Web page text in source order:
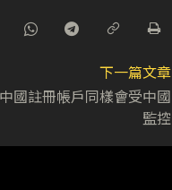
下一篇文章
國註冊帳戶同樣會受中國
監控